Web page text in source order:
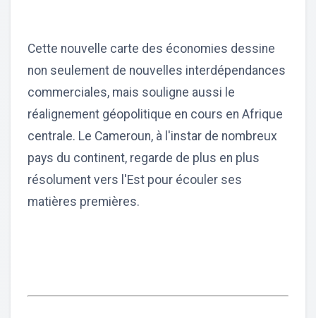
Cette nouvelle carte des économies dessine
non seulement de nouvelles interdépendances
commerciales, mais souligne aussi le
réalignement géopolitique en cours en Afrique
centrale. Le Cameroun, à l'instar de nombreux
pays du continent, regarde de plus en plus
résolument vers l'Est pour écouler ses
matières premières.